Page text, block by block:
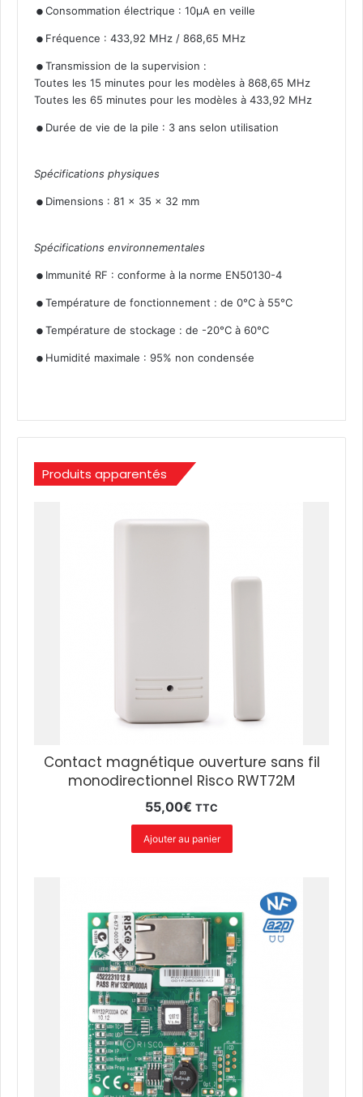
Consommation électrique : 10µA en veille
. Fréquence : 433,92 MHz / 868,65 MHz
.Transmission de la supervision :
Toutes les 15 minutes pour les modèles à 868,65 MHz
Toutes les 65 minutes pour les modèles à 433,92 MHz
.Durée de vie de la pile : 3 ans selon utilisation
Spécifications physiques
.Dimensions : 81 x 35 x 32 mm
Spécifications environnementales
.Immunité RF : conforme à la norme EN50130-4
.Température de fonctionnement : de 0°C à 55°C
.Température de stockage : de -20°C à 60°C
. Humidité maximale : 95% non condensée
Produits apparentés
Contact magnétique ouverture sans fil
monodirectionnel Risco RWT72M
55,00€ TTC
Ajouter au panier